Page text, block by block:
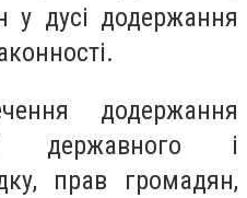
у дусі додержання
додержання
державного і
прав громадян,